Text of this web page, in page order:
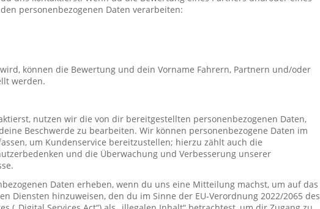
personenbezogenen Daten verarbeiten:
können die Bewertung und dein Vorname Fahrern, Partnern und/oder
werden.
nutzen wir die von dir bereitgestellten personenbezogenen Daten,
Beschwerde zu bearbeiten. Wir können personenbezogene Daten im
um Kundenservice bereitzustellen; hierzu zählt auch die
und die Überwachung und Verbesserung unserer
Daten erheben, wenn du uns eine Mitteilung machst, um auf das
Diensten hinzuweisen, den du im Sinne der EU-Verordnung 2022/2065 des